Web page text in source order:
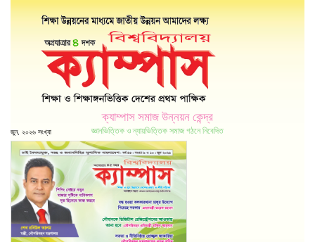
ক্যাম্পাস সমাজ উন্নয়ন কেন্দ্র
জ্ঞানভিত্তিক ও ন্যায়ভিত্তিক সমাজ গঠনে নিবেদিত
জুন, ২০২৬ সংখ্যা